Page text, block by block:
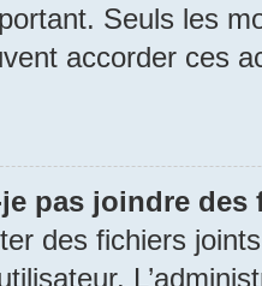
Seuls les
accorder ces
pas joindre des
des fichiers